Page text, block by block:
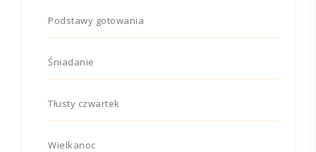
Podstawy gotowania
Śniadanie
Tłusty czwartek
Wielkanoc